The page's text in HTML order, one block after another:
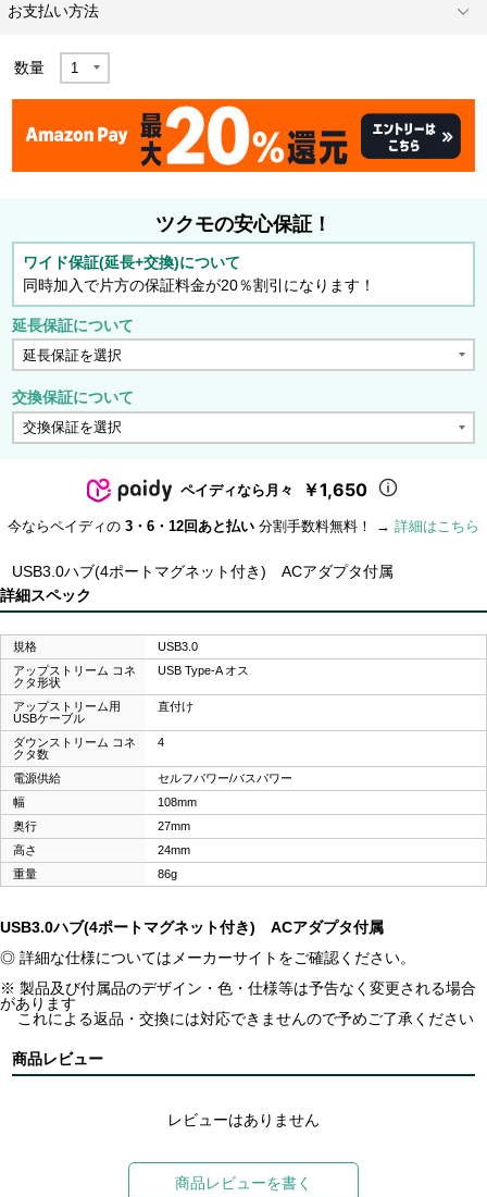
お支払い方法
数量
ツクモの安心保証！
ワイド保証(延長+交換)について
同時加入で片方の保証料金が20％割引になります！
延長保証について
交換保証について
ペイディなら月々 ￥1,650
今ならペイディの 3・6・12回あと払い 分割手数料無料！ → 詳細はこちら
USB3.0ハブ(4ポートマグネット付き) ACアダプタ付属
詳細スペック
規格
USB3.0
アップストリーム コネ
クタ形状
USB Type-A オス
アップストリーム用
USBケーブル
直付け
ダウンストリーム コネ
クタ数
4
電源供給
セルフパワー/バスパワー
幅
108mm
奥行
27mm
高さ
24mm
重量
86g
USB3.0ハブ(4ポートマグネット付き) ACアダプタ付属
◎ 詳細な仕様についてはメーカーサイトをご確認ください。
※ 製品及び付属品のデザイン・色・仕様等は予告なく変更される場合
があります
これによる返品・交換には対応できませんので予めご了承ください
商品レビュー
レビューはありません
商品レビューを書く